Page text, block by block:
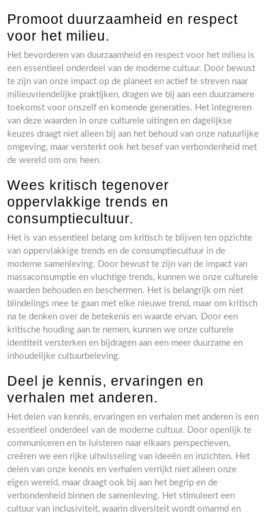
Promoot duurzaamheid en respect
voor het milieu.
Het bevorderen van duurzaamheid en respect voor het milieu is
een essentieel onderdeel van de moderne cultuur. Door bewust
te zijn van onze impact op de planeet en actief te streven naar
milieuvriendelijke praktijken, dragen we bij aan een duurzamere
toekomst voor onszelf en komende generaties. Het integreren
van deze waarden in onze culturele uitingen en dagelijkse
keuzes draagt niet alleen bij aan het behoud van onze natuurlijke
omgeving, maar versterkt ook het besef van verbondenheid met
de wereld om ons heen.
Wees kritisch tegenover
oppervlakkige trends en
consumptiecultuur.
Het is van essentieel belang om kritisch te blijven ten opzichte
van oppervlakkige trends en de consumptiecultuur in de
moderne samenleving. Door bewust te zijn van de impact van
massaconsumptie en vluchtige trends, kunnen we onze culturele
waarden behouden en beschermen. Het is belangrijk om niet
blindelings mee te gaan met elke nieuwe trend, maar om kritisch
na te denken over de betekenis en waarde ervan. Door een
kritische houding aan te nemen, kunnen we onze culturele
identiteit versterken en bijdragen aan een meer duurzame en
inhoudelijke cultuurbeleving.
Deel je kennis, ervaringen en
verhalen met anderen.
Het delen van kennis, ervaringen en verhalen met anderen is een
essentieel onderdeel van de moderne cultuur. Door openlijk te
communiceren en te luisteren naar elkaars perspectieven,
creëren we een rijke uitwisseling van ideeën en inzichten. Het
delen van onze kennis en verhalen verrijkt niet alleen onze
eigen wereld, maar draagt ook bij aan het begrip en de
verbondenheid binnen de samenleving. Het stimuleert een
cultuur van inclusiviteit, waarin diversiteit wordt omarmd en